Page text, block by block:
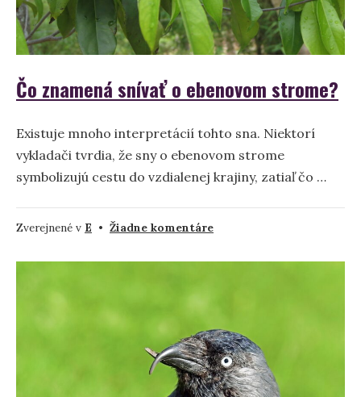
Čo znamená snívať o ebenovom strome?
Existuje mnoho interpretácií tohto sna. Niektorí
vykladači tvrdia, že sny o ebenovom strome
symbolizujú cestu do vzdialenej krajiny, zatiaľ čo …
Zverejnené v E • Žiadne komentárena
znamená
strome?